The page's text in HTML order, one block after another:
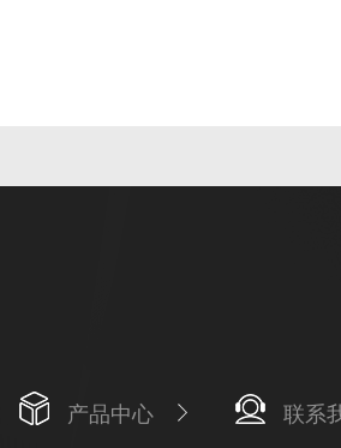
产品中心 联系